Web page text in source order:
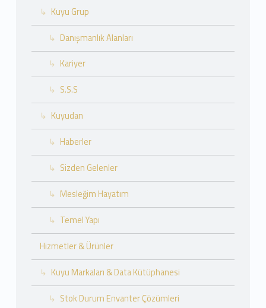
Kuyu Grup
Danışmanlık Alanları
Kariyer
S.S.S
Kuyudan
Haberler
Sizden Gelenler
Mesleğim Hayatım
Temel Yapı
Hizmetler & Ürünler
Kuyu Markaları & Data Kütüphanesi
Stok Durum Envanter Çözümleri